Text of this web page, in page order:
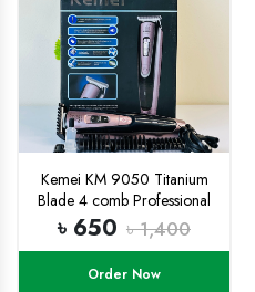
Kemei KM 9050 Titanium
Blade 4 comb Professional
Trimmer and Hair clipper for
men with free rechargable
Battery
৳ 650 ৳ 1,400
Order Now